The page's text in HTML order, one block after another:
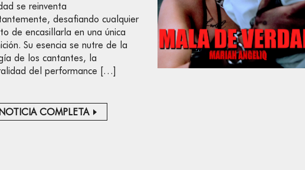
se reinventa
desafiando cualquier
de encasillarla en una única
Su esencia se nutre de la
de los cantantes, la
del performance […]
NOTICIA COMPLETA